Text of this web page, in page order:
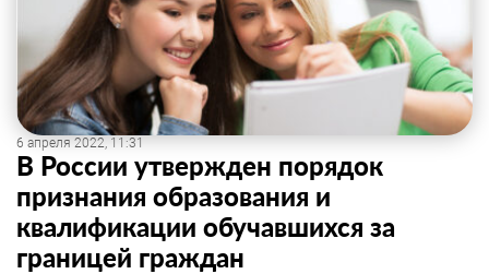
6 апреля 2022, 11:31
В России утвержден порядок
признания образования и
квалификации обучавшихся за
границей граждан